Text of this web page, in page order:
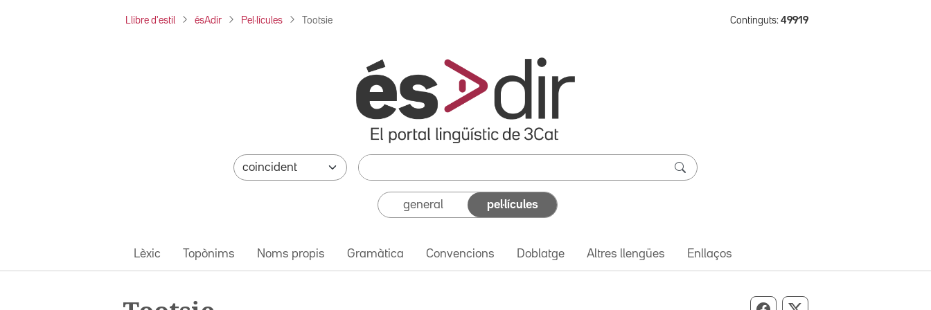
Llibre d'estil ésAdir Pel·lícules Tootsie Continguts: 49919
general pel·lícules
Lèxic Topònims Noms propis Gramàtica Convencions Doblatge Altres llengües Enllaços